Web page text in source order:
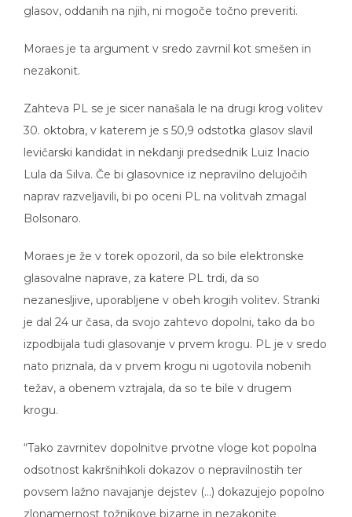
glasov, oddanih na njih, ni mogoče točno preveriti.
Moraes je ta argument v sredo zavrnil kot smešen in
nezakonit.
Zahteva PL se je sicer nanašala le na drugi krog volitev
30. oktobra, v katerem je s 50,9 odstotka glasov slavil
levičarski kandidat in nekdanji predsednik Luiz Inacio
Lula da Silva. Če bi glasovnice iz nepravilno delujočih
naprav razveljavili, bi po oceni PL na volitvah zmagal
Bolsonaro.
Moraes je že v torek opozoril, da so bile elektronske
glasovalne naprave, za katere PL trdi, da so
nezanesljive, uporabljene v obeh krogih volitev. Stranki
je dal 24 ur časa, da svojo zahtevo dopolni, tako da bo
izpodbijala tudi glasovanje v prvem krogu. PL je v sredo
nato priznala, da v prvem krogu ni ugotovila nobenih
težav, a obenem vztrajala, da so te bile v drugem
krogu.
“Tako zavrnitev dopolnitve prvotne vloge kot popolna
odsotnost kakršnihkoli dokazov o nepravilnostih ter
povsem lažno navajanje dejstev (…) dokazujejo popolno
zlonamernost tožnikove bizarne in nezakonite